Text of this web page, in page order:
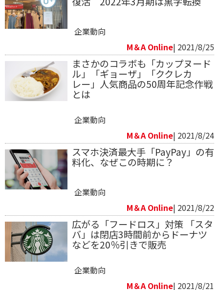
企業動向
M＆A Online| 2021/8/25
まさかのコラボも「カップヌード
ル」「ギョーザ」「ククレカ
レー」人気商品の50周年記念作戦
とは
企業動向
M＆A Online| 2021/8/24
スマホ決済最大手「PayPay」の有
料化、なぜこの時期に？
企業動向
M＆A Online| 2021/8/22
広がる「フードロス」対策 「スタ
バ」は閉店3時間前からドーナツ
などを20％引きで販売
企業動向
M＆A Online| 2021/8/21